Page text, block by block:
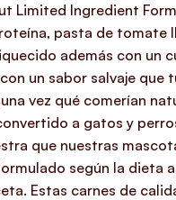
Limited Ingredient
pasta de tomate
además con un
un sabor salvaje que
vez qué comerían
a gatos y
que nuestras
según la dieta
Estas carnes de